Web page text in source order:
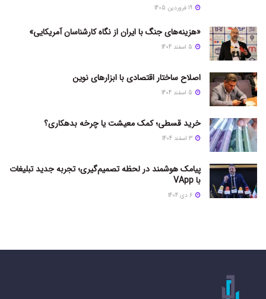
«هزینه‌های جنگ با ایران از نگاه کارشناسان آمریکایی»
اصلاح ساختار اقتصادی با ابزارهای نوین
خرید قسطی؛ کمک معیشت یا چرخه بدهکاری؟
پیامک هوشمند در لحظه تصمیم‌گیری؛ تجربه جدید تبلیغات
با VApp